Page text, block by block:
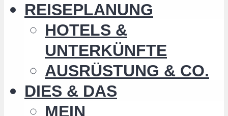
REISEPLANUNG
HOTELS &
UNTERKÜNFTE
AUSRÜSTUNG & CO.
DIES & DAS
MEIN